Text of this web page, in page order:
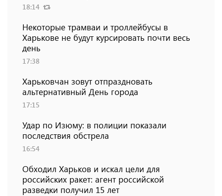
18:14
Некоторые трамваи и троллейбусы в
Харькове не будут курсировать почти весь
день
17:38
Харьковчан зовут отпраздновать
альтернативный День города
17:15
Удар по Изюму: в полиции показали
последствия обстрела
16:54
Обходил Харьков и искал цели для
российских ракет: агент российской
разведки получил 15 лет